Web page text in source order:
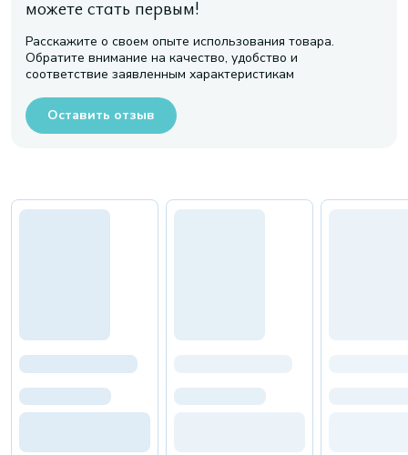
можете стать первым!
Расскажите о своем опыте использования товара.
Обратите внимание на качество, удобство и
соответствие заявленным характеристикам
Оставить отзыв